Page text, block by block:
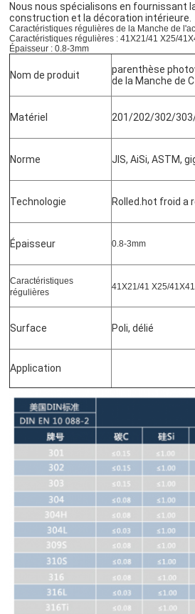
Nous nous spécialisons en fournissant
construction et la décoration intérieure.
Caractéristiques régulières de la Manche de
Caractéristiques régulières : 41X21/41 X25/
Épaisseur : 0.8-3mm
Nom de produit
parenthèse
de la Manche de
Matériel 201/202/302/
Norme JIS, AiSi, ASTM,
Technologie Rolled.hot froid a
Épaisseur 0.8-3mm
Caractéristiques
régulières
41X21/41 X25/
Surface Poli, délié
Application